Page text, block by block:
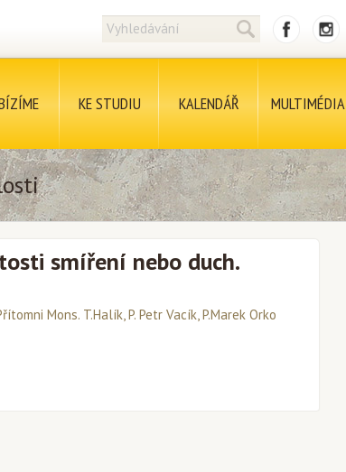
KE STUDIU KALENDÁŘ MULTIMÉDIA
smíření nebo duch.
Mons. T.Halík, P. Petr Vacík, P.Marek Orko